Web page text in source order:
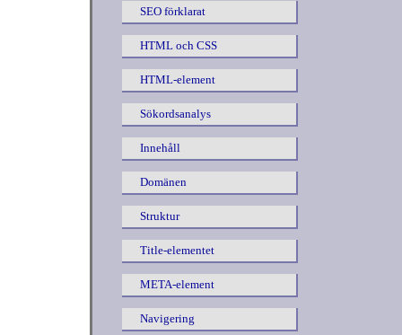
SEO förklarat
HTML och CSS
HTML-element
Sökordsanalys
Innehåll
Domänen
Struktur
Title-elementet
META-element
Navigering